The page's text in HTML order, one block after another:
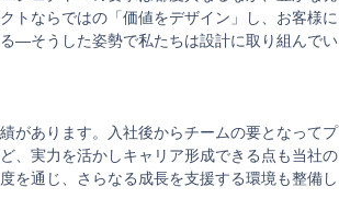
トならではの「価値をデザイン」し、お客様に
―そうした姿勢で私たちは設計に取り組んでい
があります。入社後からチームの要となってプ
、実力を活かしキャリア形成できる点も当社の
を通じ、さらなる成長を支援する環境も整備し